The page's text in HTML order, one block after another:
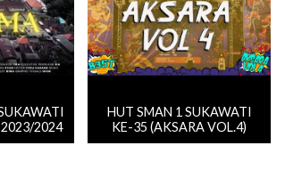
2024
HUT SMAN 1 SUKAWATI
KE-35 (AKSARA VOL.4)